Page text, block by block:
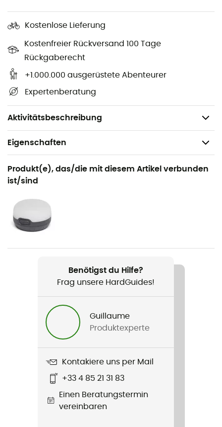
Kostenlose Lieferung
Kostenfreier Rückversand 100 Tage
Rückgaberecht
+1.000.000 ausgerüstete Abenteurer
Expertenberatung
Aktivitätsbeschreibung
Abmessungen: 183 x 51 x 8 cm (regular) - 196 x 64 x
8 cm (long wide)
Dicke: 8 cm
R-Wert: 1,3
Mumienform
Bidirektionales Niedrigprofilventil
Inklusive: Pumpsack, faltbarer Aufbewahrungssack
Gewicht: 340 g (regular) - 476 g (long wide)
Eigenschaften
Geeignet für
Trekking / Camping / Biwak
Geschlecht
Herren / Damen
340 g
Ultrasphere 1.5
Anzahl Sitze
Produkt(e), das/die mit diesem Artikel verbunden
ist/sind
Benötigst du Hilfe?
Frag unsere HardGuides!
Guillaume
Produktexperte
Kontakiere uns per Mail
+33 4 85 21 31 83
Einen Beratungstermin
vereinbaren